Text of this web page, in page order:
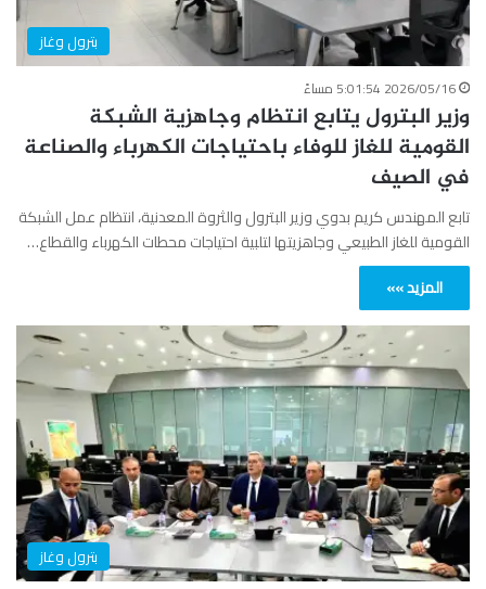
بترول وغاز
2026/05/16 5:01:54 مساءً
وزير البترول يتابع انتظام وجاهزية الشبكة
القومية للغاز للوفاء باحتياجات الكهرباء والصناعة
في الصيف
تابع المهندس كريم بدوي وزير البترول والثروة المعدنية، انتظام عمل الشبكة
القومية للغاز الطبيعي وجاهزيتها لتلبية احتياجات محطات الكهرباء والقطاع…
المزيد »»
بترول وغاز